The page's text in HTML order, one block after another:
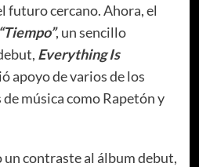
futuro cercano. Ahora, el
“Tiempo”, un sencillo
Everything Is
apoyo de varios de los
música como Rapetón y
un contraste al álbum debut,